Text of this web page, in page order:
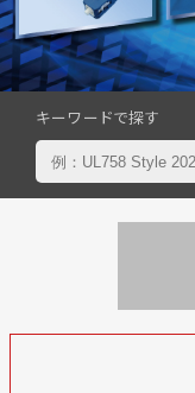
キーワードで探す